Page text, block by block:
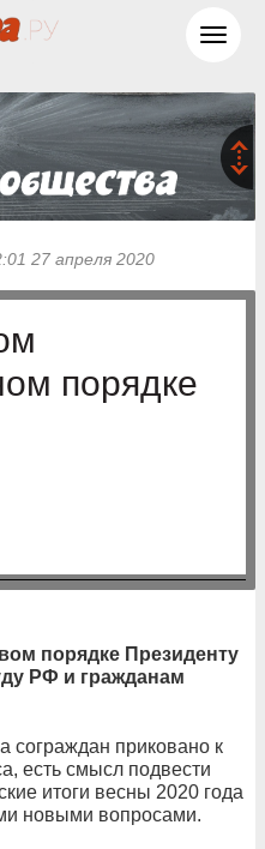
27 апреля 2020
порядке
порядке Президенту
РФ и гражданам
сограждан приковано к
есть смысл подвести
итоги весны 2020 года
новыми вопросами.